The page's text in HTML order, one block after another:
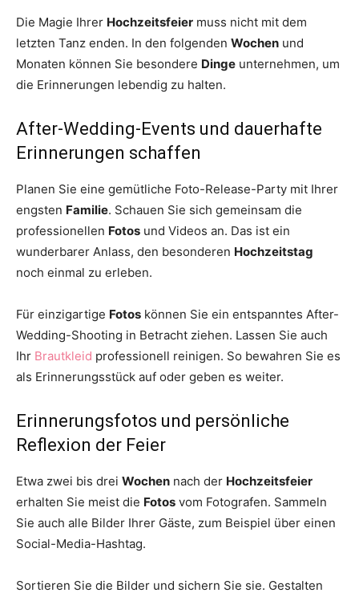
Die Magie Ihrer Hochzeitsfeier muss nicht mit dem
letzten Tanz enden. In den folgenden Wochen und
Monaten können Sie besondere Dinge unternehmen, um
die Erinnerungen lebendig zu halten.
After-Wedding-Events und dauerhafte
Erinnerungen schaffen
Planen Sie eine gemütliche Foto-Release-Party mit Ihrer
engsten Familie. Schauen Sie sich gemeinsam die
professionellen Fotos und Videos an. Das ist ein
wunderbarer Anlass, den besonderen Hochzeitstag
noch einmal zu erleben.
Für einzigartige Fotos können Sie ein entspanntes After-
Wedding-Shooting in Betracht ziehen. Lassen Sie auch
Ihr Brautkleid professionell reinigen. So bewahren Sie es
als Erinnerungsstück auf oder geben es weiter.
Erinnerungsfotos und persönliche
Reflexion der Feier
Etwa zwei bis drei Wochen nach der Hochzeitsfeier
erhalten Sie meist die Fotos vom Fotografen. Sammeln
Sie auch alle Bilder Ihrer Gäste, zum Beispiel über einen
Social-Media-Hashtag.
Sortieren Sie die Bilder und sichern Sie sie. Gestalten